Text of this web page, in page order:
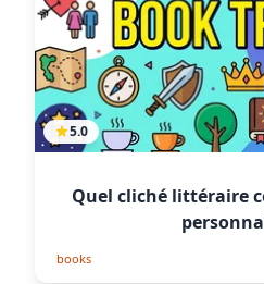
5.0
Quel cliché littéraire
books